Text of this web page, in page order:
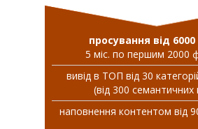
просування від
5 міс. по першим 2000
вивiд в ТОП вiд 30
(від 300 семантичних
наповнення контентом від